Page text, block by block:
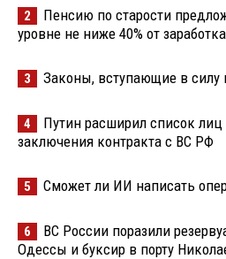
2
Пенсию по старости
уровне не ниже 40% от заработка
3 Законы, вступающие в силу
4
Путин расширил список
заключения контракта с ВС РФ
5 Сможет ли ИИ написать
6
ВС России поразили
Одессы и буксир в порту